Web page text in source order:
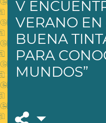
V
VERANO EN
BUENA
PARA
MUNDOS”